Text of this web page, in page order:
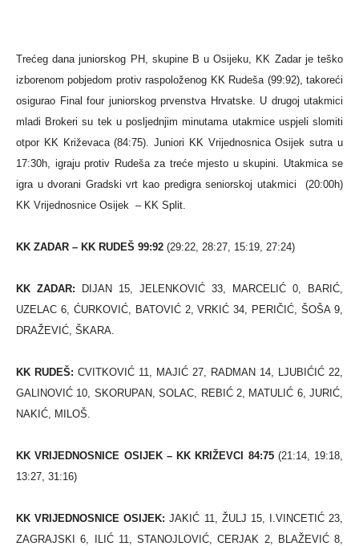
Trećeg dana juniorskog PH, skupine B u Osijeku, KK Zadar je teško
izborenom pobjedom protiv raspoloženog KK Rudeša (99:92), takoreći
osigurao Final four juniorskog prvenstva Hrvatske. U drugoj utakmici
mladi Brokeri su tek u posljednjim minutama utakmice uspjeli slomiti
otpor KK Križevaca (84:75). Juniori KK Vrijednosnica Osijek sutra u
17:30h, igraju protiv Rudeša za treće mjesto u skupini. Utakmica se
igra u dvorani Gradski vrt kao predigra seniorskoj utakmici (20:00h)
KK Vrijednosnice Osijek – KK Split.
KK ZADAR – KK RUDEŠ 99:92 (29:22, 28:27, 15:19, 27:24)
KK ZADAR: DIJAN 15, JELENKOVIĆ 33, MARCELIĆ 0, BARIĆ,
UZELAC 6, ĆURKOVIĆ, BATOVIĆ 2, VRKIĆ 34, PERIČIĆ, ŠOŠA 9,
DRAŽEVIĆ, ŠKARA.
KK RUDEŠ: CVITKOVIĆ 11, MAJIĆ 27, RADMAN 14, LJUBIĆIĆ 22,
GALINOVIĆ 10, SKORUPAN, SOLAC, REBIĆ 2, MATULIĆ 6, JURIĆ,
NAKIĆ, MILOŠ.
KK VRIJEDNOSNICE OSIJEK – KK KRIŽEVCI 84:75 (21:14, 19:18,
13:27, 31:16)
KK VRIJEDNOSNICE OSIJEK:JAKIĆ 11, ŽULJ 15, I.VINCETIĆ 23,
ZAGRAJSKI 6, ILIĆ 11, STANOJLOVIĆ, CERJAK 2, BLAŽEVIĆ 8,